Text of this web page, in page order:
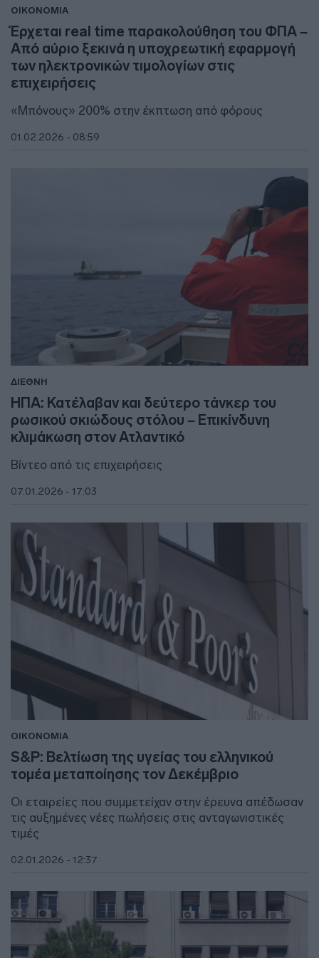
ΟΙΚΟΝΟΜΙΑ
Έρχεται real time παρακολούθηση του ΦΠΑ –
Από αύριο ξεκινά η υποχρεωτική εφαρμογή
των ηλεκτρονικών τιμολογίων στις
επιχειρήσεις
«Μπόνους» 200% στην έκπτωση από φόρους
01.02.2026 - 08:59
ΔΙΕΘΝΗ
ΗΠΑ: Κατέλαβαν και δεύτερο τάνκερ του
ρωσικού σκιώδους στόλου – Επικίνδυνη
κλιμάκωση στον Ατλαντικό
Βίντεο από τις επιχειρήσεις
07.01.2026 - 17:03
ΟΙΚΟΝΟΜΙΑ
S&P: Βελτίωση της υγείας του ελληνικού
τομέα μεταποίησης τον Δεκέμβριο
Οι εταιρείες που συμμετείχαν στην έρευνα απέδωσαν
τις αυξημένες νέες πωλήσεις στις ανταγωνιστικές
τιμές
02.01.2026 - 12:37